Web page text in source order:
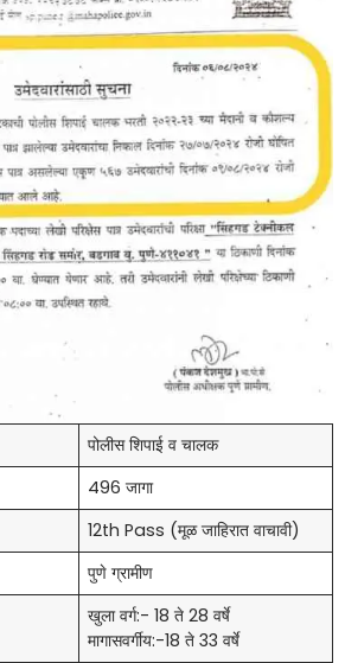
पोलीस शिपाई व चालक
496 जागा
12th Pass (मूळ जाहिरात वाचावी)
पुणे ग्रामीण
खुला वर्ग:- 18 ते 28 वर्षे
मागासवर्गीय:-18 ते 33 वर्षे